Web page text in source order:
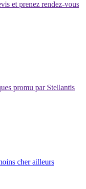
et prenez rendez-vous
promu par Stellantis
cher ailleurs